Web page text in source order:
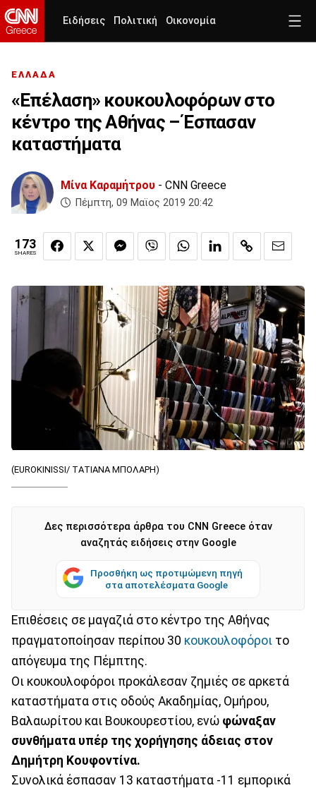
Ειδήσεις Πολιτική Οικονομία
ΕΛΛΑΔΑ
«Επέλαση» κουκουλοφόρων στο
κέντρο της Αθήνας – Έσπασαν
καταστήματα
Μίνα Καραμήτρου - CNN Greece
Πέμπτη, 09 Μαϊος 2019 20:42
173
SHARES
(EUROKINISSI/ ΤΑΤΙΑΝΑ ΜΠΟΛΑΡΗ)
Δες περισσότερα άρθρα του CNN Greece όταν
αναζητάς ειδήσεις στην Google
Προσθήκη ως προτιμώμενη πηγή
στα αποτελέσματα Google
Επιθέσεις σε μαγαζιά στο κέντρο της Αθήνας
πραγματοποίησαν περίπου 30 κουκουλοφόροι το
απόγευμα της Πέμπτης.
Οι κουκουλοφόροι προκάλεσαν ζημιές σε αρκετά
καταστήματα στις οδούς Ακαδημίας, Ομήρου,
Βαλαωρίτου και Βουκουρεστίου, ενώ φώναξαν
συνθήματα υπέρ της χορήγησης άδειας στον
Δημήτρη Κουφοντίνα.
Συνολικά έσπασαν 13 καταστήματα -11 εμπορικά